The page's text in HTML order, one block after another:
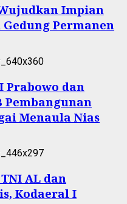
Impian
Permanen
Prabowo dan
Pembangunan
Menaula Nias
AL dan
Kodaeral I